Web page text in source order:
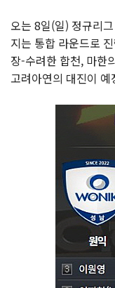
오는 8일(일) 정규리
지는 통합 라운드로
장-수려한 합천, 마한
고려아연의 대진이 예